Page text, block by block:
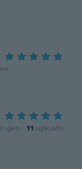
· 11 uploads